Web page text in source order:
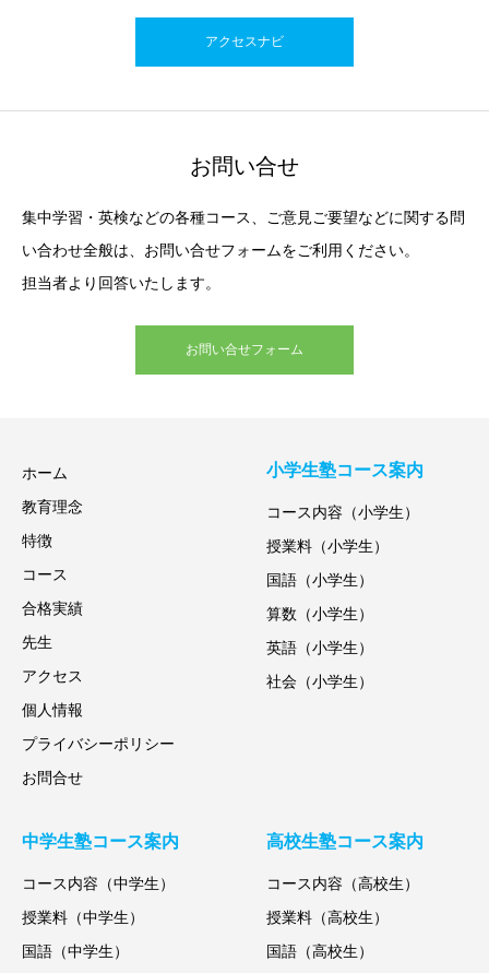
アクセスナビ
お問い合せ
集中学習・英検などの各種コース、ご意見ご要望などに関する問
い合わせ全般は、お問い合せフォームをご利用ください。
担当者より回答いたします。
お問い合せフォーム
ホーム
教育理念
特徴
コース
合格実績
先生
アクセス
個人情報
プライバシーポリシー
お問合せ
小学生塾コース案内
コース内容（小学生）
授業料（小学生）
国語（小学生）
算数（小学生）
英語（小学生）
社会（小学生）
中学生塾コース案内
コース内容（中学生）
授業料（中学生）
国語（中学生）
高校生塾コース案内
コース内容（高校生）
授業料（高校生）
国語（高校生）